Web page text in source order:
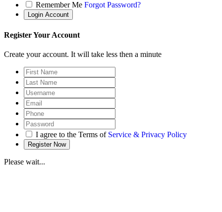
Remember Me Forgot Password?
Register Your Account
Create your account. It will take less then a minute
I agree to the Terms of Service & Privacy Policy
Please wait...